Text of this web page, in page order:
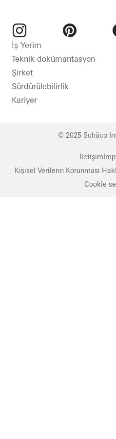
Pencereler
Kapılar
Cepheler
kapılar
Otomasyon
güvenlik
Akıllı
Tasarım
ve
Pencereler
Instagram
İş Yerim
Teknik dokümantasyon
Şirket
Sürdürülebilirlik
Kariyer
© 2025 Schüco
İletişim
Kişisel Verilerin Korunması
Cookie